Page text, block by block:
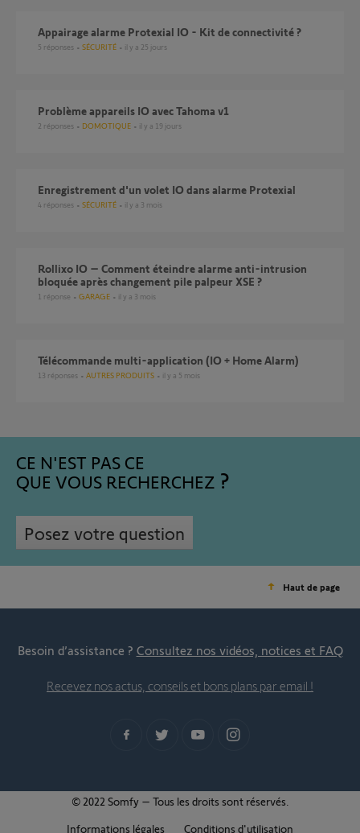
Appairage alarme Protexial IO - Kit de connectivité ?
5 réponses SÉCURITÉ il y a 25 jours
Problème appareils IO avec Tahoma v1
2 réponses DOMOTIQUE il y a 19 jours
Enregistrement d'un volet IO dans alarme Protexial
4 réponses SÉCURITÉ il y a 3 mois
Rollixo IO – Comment éteindre alarme anti-intrusion
bloquée après changement pile palpeur XSE ?
1 réponse GARAGE il y a 3 mois
Télécommande multi-application (IO + Home Alarm)
13 réponses AUTRES PRODUITS il y a 5 mois
CE N'EST PAS CE
QUE VOUS RECHERCHEZ
Posez votre question
Haut de page
Besoin d’assistance ? Consultez nos vidéos, notices et FAQ
Recevez nos actus, conseils et bons plans par email !
© 2022 Somfy – Tous les droits sont réservés.
Informations légales
Conditions d'utilisation